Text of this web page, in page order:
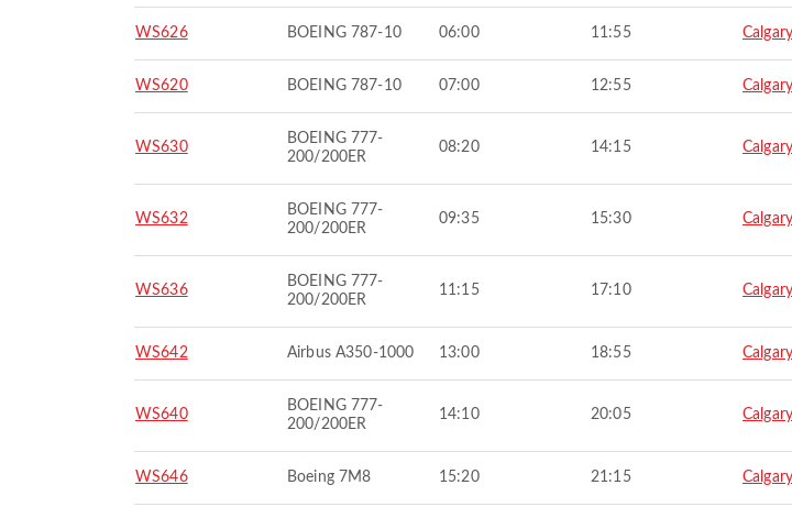
WS626 BOEING 787-10 06:00 11:55 Calgary
WS620 BOEING 787-10 07:00 12:55 Calgary
WS630
BOEING 777-
200/200ER
08:20 14:15 Calgary
WS632
BOEING 777-
200/200ER
09:35 15:30 Calgary
WS636
BOEING 777-
200/200ER
11:15 17:10 Calgary
WS642 Airbus A350-1000 13:00 18:55 Calgary
WS640
BOEING 777-
200/200ER
14:10 20:05 Calgary
WS646 Boeing 7M8 15:20 21:15 Calgary